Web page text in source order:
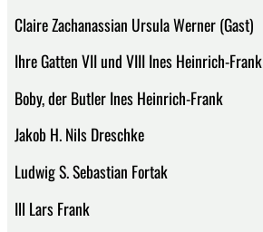
Claire Zachanassian Ursula Werner (Gast)
Ihre Gatten VII und VIII Ines Heinrich-Frank
Boby, der Butler Ines Heinrich-Frank
Jakob H. Nils Dreschke
Ludwig S. Sebastian Fortak
Ill Lars Frank